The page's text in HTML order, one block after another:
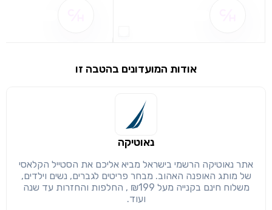
מימוש הטבה זו ניתן רק לחברי
אודות המועדונים בהטבה זו
נאוטיקה
אתר נאוטיקה הרשמי בישראל מביא אליכם את הסטייל הקלאסי
של מותג האופנה האהוב. מבחר פריטים לגברים, נשים וילדים,
משלוח חינם בקנייה מעל ₪199 , החלפות והחזרות עד שנה
ועוד.